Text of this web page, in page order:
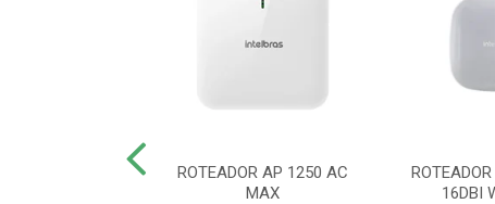
ROTEADOR AP 1250 AC
MAX
16DBI